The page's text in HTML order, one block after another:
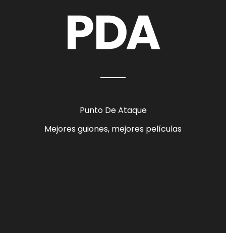
Punto De Ataque
Mejores guiones, mejores películas